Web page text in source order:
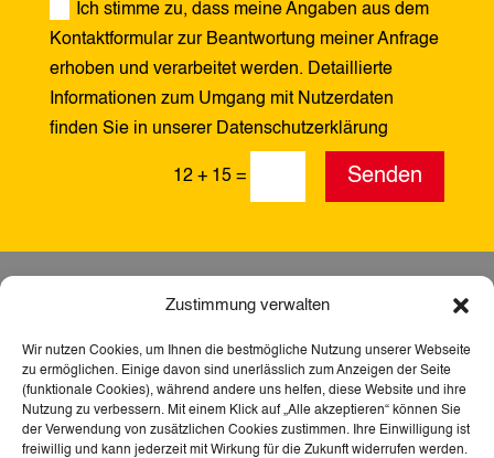
Zustimmung verwalten
Wir nutzen Cookies, um Ihnen die bestmögliche Nutzung unserer Webseite
zu ermöglichen. Einige davon sind unerlässlich zum Anzeigen der Seite
(funktionale Cookies), während andere uns helfen, diese Website und ihre
Nutzung zu verbessern. Mit einem Klick auf „Alle akzeptieren“ können Sie
der Verwendung von zusätzlichen Cookies zustimmen. Ihre Einwilligung ist
freiwillig und kann jederzeit mit Wirkung für die Zukunft widerrufen werden.
Ich stimme zu, dass meine Angaben aus dem
Kontaktformular zur Beantwortung meiner Anfrage
erhoben und verarbeitet werden. Detaillierte
Informationen zum Umgang mit Nutzerdaten
finden Sie in unserer Datenschutzerklärung
12 + 15 = Senden